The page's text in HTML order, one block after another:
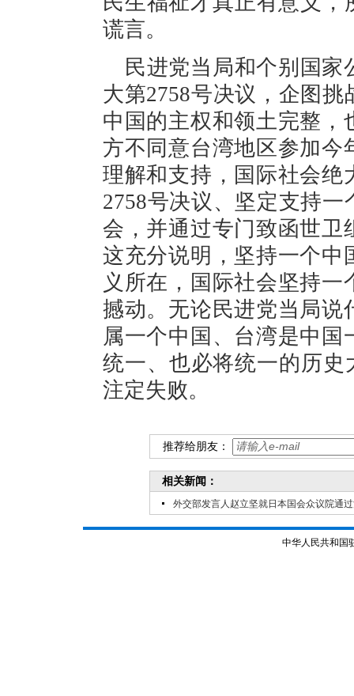
谎言。
民进党当局和个别国
大第2758号决议，企图
中国的主权和领土完整，
方不同意台湾地区参加今
理解和支持，国际社会绝
2758号决议、坚定支持
会，并通过专门致函世卫
这充分说明，坚持一个中
义所在，国际社会坚持
撼动。无论民进党当局说
属一个中国、台湾是中
统一、也必将统一的历史
注定失败。
推荐给朋友：
相关新闻：
外交部发言人赵立坚就日本国会众议院通
中华人民共和国